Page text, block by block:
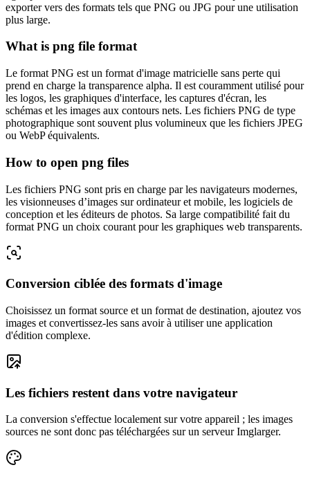
exporter vers des formats tels que PNG ou JPG pour une utilisation
plus large.
What is png file format
Le format PNG est un format d'image matricielle sans perte qui
prend en charge la transparence alpha. Il est couramment utilisé pour
les logos, les graphiques d'interface, les captures d'écran, les
schémas et les images aux contours nets. Les fichiers PNG de type
photographique sont souvent plus volumineux que les fichiers JPEG
ou WebP équivalents.
How to open png files
Les fichiers PNG sont pris en charge par les navigateurs modernes,
les visionneuses d’images sur ordinateur et mobile, les logiciels de
conception et les éditeurs de photos. Sa large compatibilité fait du
format PNG un choix courant pour les graphiques web transparents.
Conversion ciblée des formats d'image
Choisissez un format source et un format de destination, ajoutez vos
images et convertissez-les sans avoir à utiliser une application
d'édition complexe.
Les fichiers restent dans votre navigateur
La conversion s'effectue localement sur votre appareil ; les images
sources ne sont donc pas téléchargées sur un serveur Imglarger.